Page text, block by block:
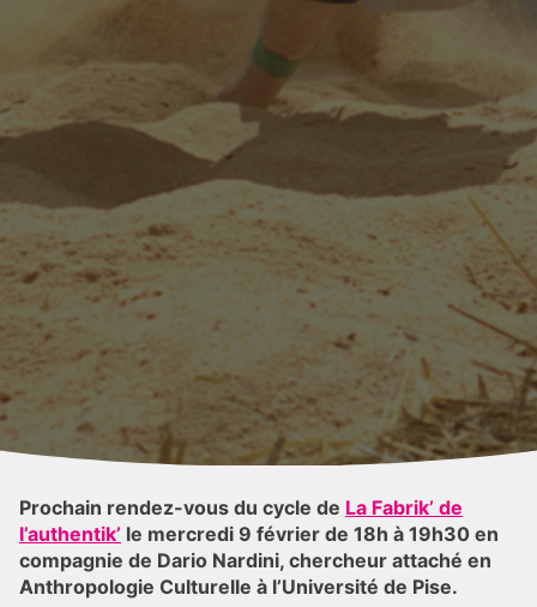
Prochain rendez-vous du cycle de La Fabrik’ de
l’authentik’ le mercredi 9 février de 18h à 19h30 en
compagnie de Dario Nardini, chercheur attaché en
Anthropologie Culturelle à l’Université de Pise.